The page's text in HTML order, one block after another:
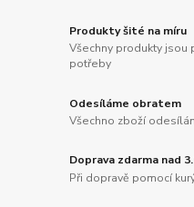
Produkty šité na míru
Všechny produkty jsou
potřeby
Odesíláme obratem
Všechno zboží
Doprava zdarma nad
Při dopravě pomocí